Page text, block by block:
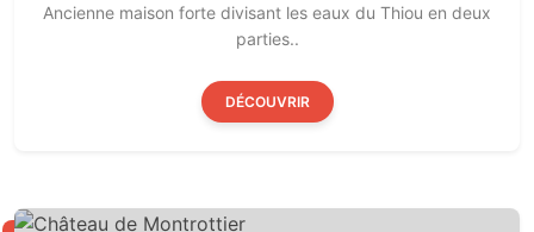
Ancienne maison forte divisant les eaux du Thiou en deux
parties..
DÉCOUVRIR